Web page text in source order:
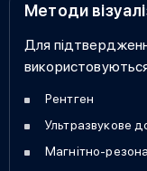
Методи
Для
Рентген
Ультразвукове
Магнітно-